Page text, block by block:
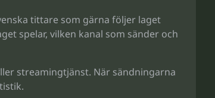
tittare som gärna följer laget
spelar, vilken kanal som sänder och
streamingtjänst. När sändningarna